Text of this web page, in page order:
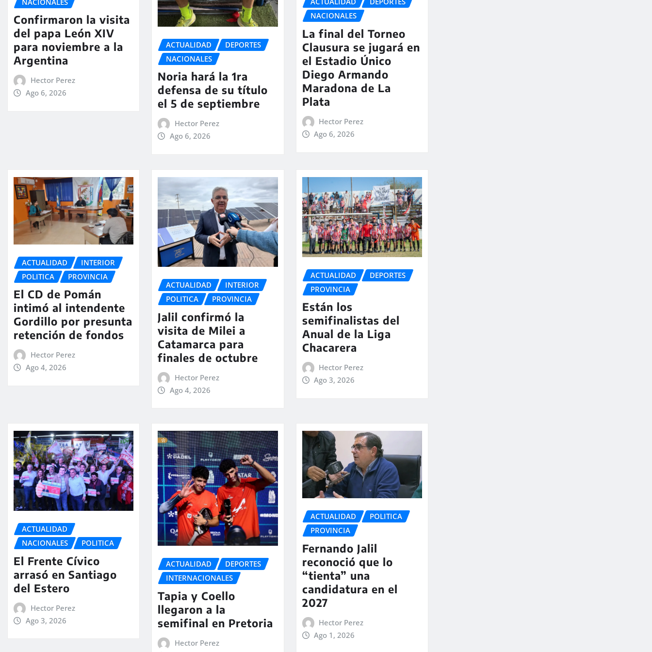
Confirmaron la visita
del papa León XIV
para noviembre a la
Argentina
Hector Perez
Ago 6, 2026
ACTUALIDAD
DEPORTES
NACIONALES
Noria hará la 1ra
defensa de su título
el 5 de septiembre
Hector Perez
Ago 6, 2026
NACIONALES
La final del Torneo
Clausura se jugará en
el Estadio Único
Diego Armando
Maradona de La
Plata
Hector Perez
Ago 6, 2026
ACTUALIDAD
INTERIOR
POLITICA
PROVINCIA
El CD de Pomán
intimó al intendente
Gordillo por presunta
retención de fondos
Hector Perez
Ago 4, 2026
ACTUALIDAD
INTERIOR
POLITICA
PROVINCIA
Jalil confirmó la
visita de Milei a
Catamarca para
finales de octubre
Hector Perez
Ago 4, 2026
ACTUALIDAD
DEPORTES
PROVINCIA
Están los
semifinalistas del
Anual de la Liga
Chacarera
Hector Perez
Ago 3, 2026
ACTUALIDAD
NACIONALES
POLITICA
El Frente Cívico
arrasó en Santiago
del Estero
Hector Perez
Ago 3, 2026
ACTUALIDAD
DEPORTES
INTERNACIONALES
Tapia y Coello
llegaron a la
semifinal en Pretoria
Hector Perez
ACTUALIDAD
POLITICA
PROVINCIA
Fernando Jalil
reconoció que lo
“tienta” una
candidatura en el
2027
Hector Perez
Ago 1, 2026